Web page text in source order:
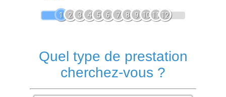
1 2 3 4 5 6 7 8 9 1011 12
Quel type de prestation
cherchez-vous ?